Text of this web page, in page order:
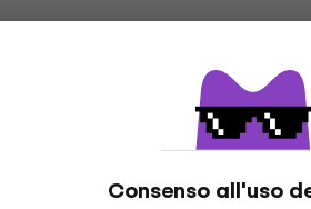
Consenso all'uso